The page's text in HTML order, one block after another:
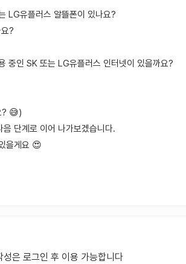
LG유플러스 알뜰폰이 있나요?
?
중인 SK 또는 LG유플러스 인터넷이 있을까요?
? 😅)
단계로 이어 나가보겠습니다.
을게요 😍
성은 로그인 후 이용 가능합니다